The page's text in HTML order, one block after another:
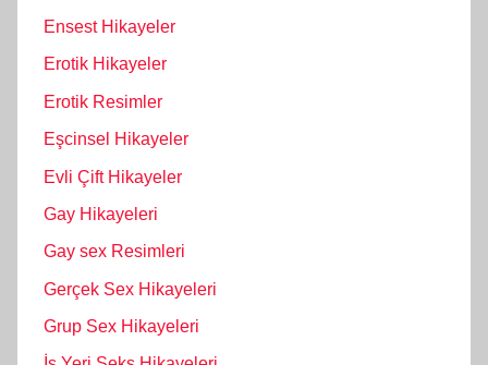
Ensest Hikayeler
Erotik Hikayeler
Erotik Resimler
Eşcinsel Hikayeler
Evli Çift Hikayeler
Gay Hikayeleri
Gay sex Resimleri
Gerçek Sex Hikayeleri
Grup Sex Hikayeleri